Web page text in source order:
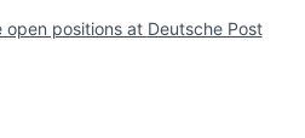
open positions at Deutsche Post